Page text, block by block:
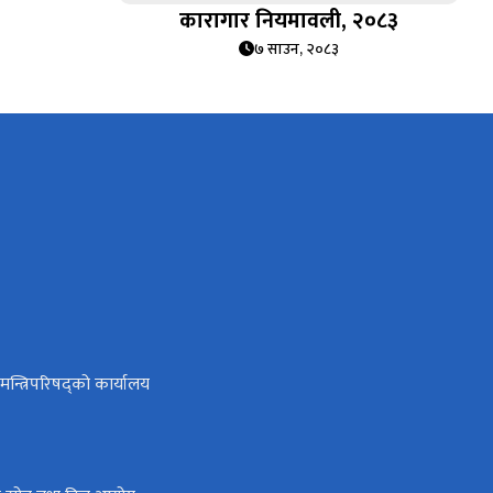
कारागार नियमावली, २०८३
७ साउन, २०८३
कार्यालय